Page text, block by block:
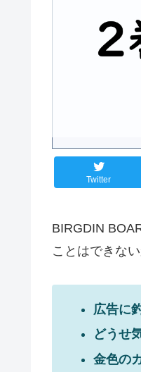
Twitter
BIRGDIN
ことはできな
広告に
どうせ
金色の